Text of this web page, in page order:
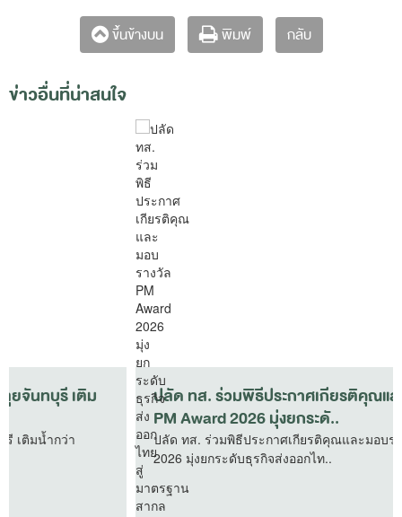
ขึ้นข้างบน พิมพ์ กลับ
ข่าวอื่นที่น่าสนใจ
ปลัด ทส. ร่วมพิธีประกาศเกียรติคุณและมอบรางวัล
PM Award 2026 มุ่งยกระดั..
ปลัด ทส. ร่วมพิธีประกาศเกียรติคุณและมอบรางวัล PM Award
2026 มุ่งยกระดับธุรกิจส่งออกไท..